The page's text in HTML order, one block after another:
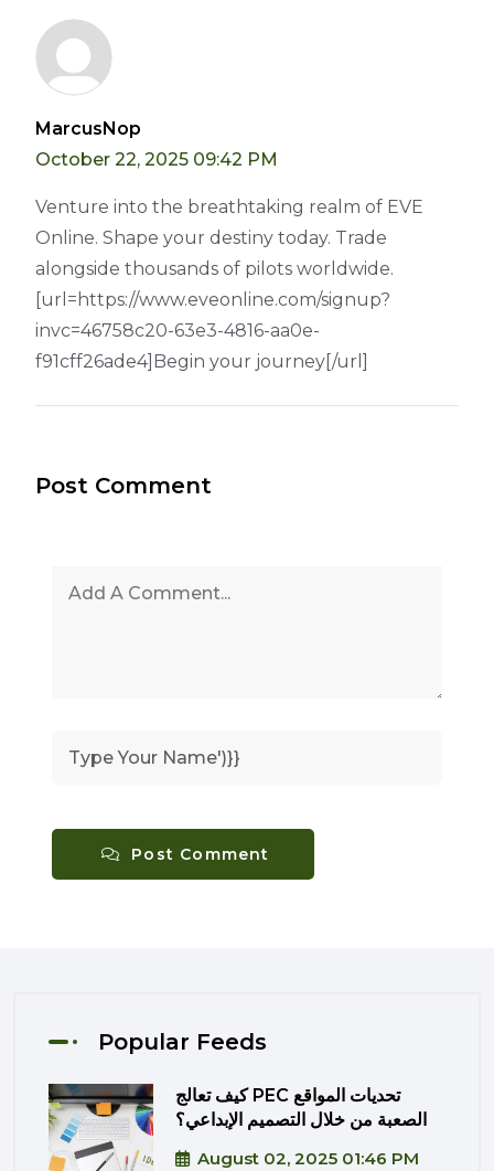
MarcusNop
October 22, 2025 09:42 PM
Venture into the breathtaking realm of EVE
Online. Shape your destiny today. Trade
alongside thousands of pilots worldwide.
[url=https://www.eveonline.com/signup?
invc=46758c20-63e3-4816-aa0e-
f91cff26ade4]Begin your journey[/url]
Post Comment
Post Comment
Popular Feeds
كيف تعالج PEC تحديات المواقع
الصعبة من خلال التصميم الإبداعي؟
August 02, 2025 01:46 PM